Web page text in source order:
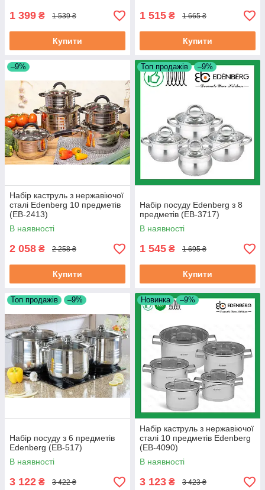
1 399 ₴ 1 539 ₴
Купити
1 515 ₴ 1 665 ₴
Купити
–9%
Набір каструль з нержавіючої
сталі Edenberg 10 предметів
(EB-2413)
В наявності
2 058 ₴ 2 258 ₴
Купити
Топ продажів –9%
Набір посуду Edenberg з 8
предметів (EB-3717)
В наявності
1 545 ₴ 1 695 ₴
Купити
Топ продажів –9%
Набір посуду з 6 предметів
Edenberg (EB-517)
В наявності
3 122 ₴ 3 422 ₴
Новинка –9%
Набір каструль з нержавіючої
сталі 10 предметів Edenberg
(EB-4090)
В наявності
3 123 ₴ 3 423 ₴